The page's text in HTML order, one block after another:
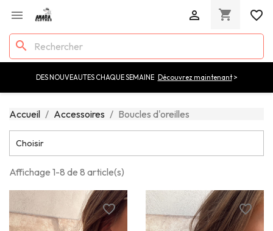
 favorite_border
shopping_cart

search
DES NOUVEAUTES CHAQUE SEMAINE Découvrez maintenant>
Accueil Accessoires Boucles d'oreilles
Choisir
Affichage 1-8 de 8 article(s)
favorite_border favorite_border